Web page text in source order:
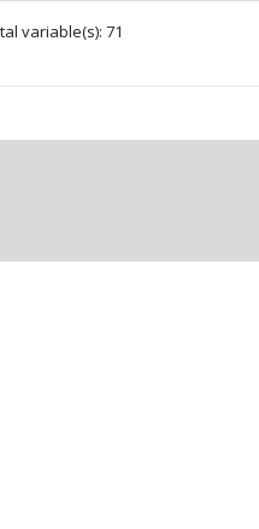
variable(s): 71